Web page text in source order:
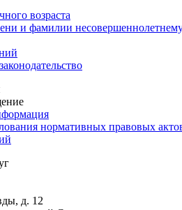
возраста
и фамилии
нормативных правовых
д. 12